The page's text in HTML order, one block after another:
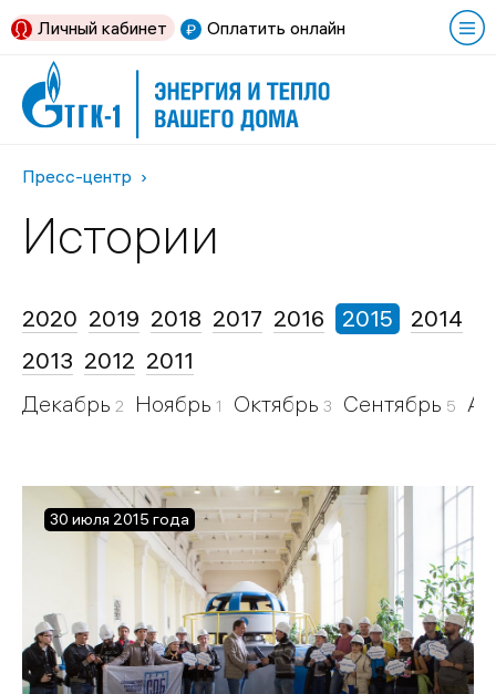
Оплатить онлайн
Личный кабинет
Пресс-центр
Истории
2020 2019 2018 2017 2016 2015
Декабрь 2 Ноябрь 1 Октябрь 3 Сентябрь 5
2014
2013 2012 2011
30 июля 2015 года